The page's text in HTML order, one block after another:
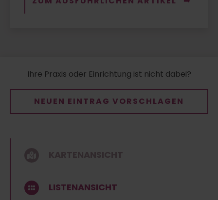
Ihre Praxis oder Einrichtung ist nicht dabei?
NEUEN EINTRAG VORSCHLAGEN
KARTENANSICHT
LISTENANSICHT